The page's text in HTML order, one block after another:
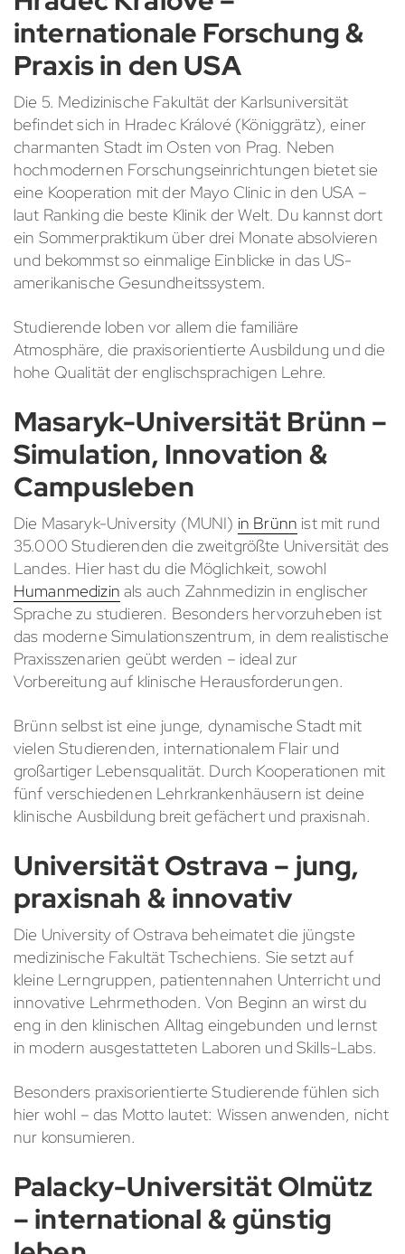
internationale Forschung &
Praxis in den USA
Die 5. Medizinische Fakultät der Karlsuniversität
befindet sich in Hradec Králové (Königgrätz), einer
charmanten Stadt im Osten von Prag. Neben
hochmodernen Forschungseinrichtungen bietet sie
eine Kooperation mit der Mayo Clinic in den USA –
laut Ranking die beste Klinik der Welt. Du kannst dort
ein Sommerpraktikum über drei Monate absolvieren
und bekommst so einmalige Einblicke in das US-
amerikanische Gesundheitssystem.
Studierende loben vor allem die familiäre
Atmosphäre, die praxisorientierte Ausbildung und die
hohe Qualität der englischsprachigen Lehre.
Masaryk-Universität Brünn –
Simulation, Innovation &
Campusleben
Die Masaryk-University (MUNI) in Brünn ist mit rund
35.000 Studierenden die zweitgrößte Universität des
Landes. Hier hast du die Möglichkeit, sowohl
Humanmedizin als auch Zahnmedizin in englischer
Sprache zu studieren. Besonders hervorzuheben ist
das moderne Simulationszentrum, in dem realistische
Praxisszenarien geübt werden – ideal zur
Vorbereitung auf klinische Herausforderungen.
Brünn selbst ist eine junge, dynamische Stadt mit
vielen Studierenden, internationalem Flair und
großartiger Lebensqualität. Durch Kooperationen mit
fünf verschiedenen Lehrkrankenhäusern ist deine
klinische Ausbildung breit gefächert und praxisnah.
Universität Ostrava – jung,
praxisnah & innovativ
Die University of Ostrava beheimatet die jüngste
medizinische Fakultät Tschechiens. Sie setzt auf
kleine Lerngruppen, patientennahen Unterricht und
innovative Lehrmethoden. Von Beginn an wirst du
eng in den klinischen Alltag eingebunden und lernst
in modern ausgestatteten Laboren und Skills-Labs.
Besonders praxisorientierte Studierende fühlen sich
hier wohl – das Motto lautet: Wissen anwenden, nicht
nur konsumieren.
Palacky-Universität Olmütz
– international & günstig